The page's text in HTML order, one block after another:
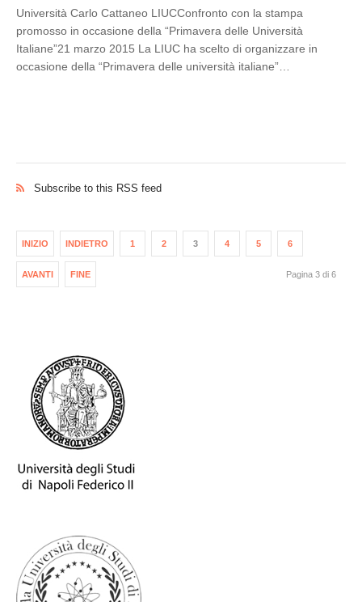
Università Carlo Cattaneo LIUCConfronto con la stampa
promosso in occasione della “Primavera delle Università
Italiane”21 marzo 2015 La LIUC ha scelto di organizzare in
occasione della “Primavera delle università italiane”…
Subscribe to this RSS feed
INIZIO INDIETRO 1 2 3 4 5 6
AVANTI FINE Pagina 3 di 6